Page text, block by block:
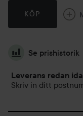
KÖP
Se prishistorik
Leverans redan
Skriv in ditt